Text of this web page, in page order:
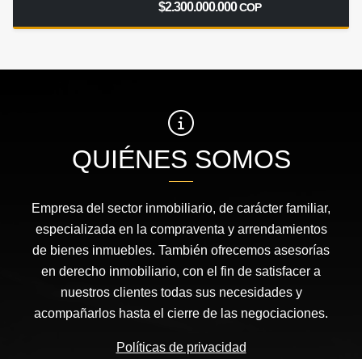
$2.300.000.000COP
QUIÉNES SOMOS
Empresa del sector inmobiliario, de carácter familiar,
especializada en la compraventa y arrendamientos
de bienes inmuebles. También ofrecemos asesorías
en derecho inmobiliario, con el fin de satisfacer a
nuestros clientes todas sus necesidades y
acompañarlos hasta el cierre de las negociaciones.
Políticas de privacidad